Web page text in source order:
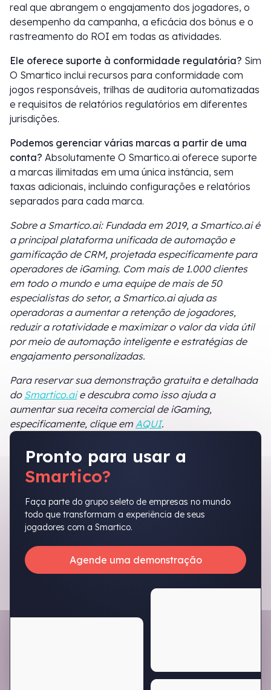
real que abrangem o engajamento dos jogadores, o
desempenho da campanha, a eficácia dos bônus e o
rastreamento do ROI em todas as atividades.
Ele oferece suporte à conformidade regulatória? Sim
O Smartico inclui recursos para conformidade com
jogos responsáveis, trilhas de auditoria automatizadas
e requisitos de relatórios regulatórios em diferentes
jurisdições.
Podemos gerenciar várias marcas a partir de uma
conta? Absolutamente O Smartico.ai oferece suporte
a marcas ilimitadas em uma única instância, sem
taxas adicionais, incluindo configurações e relatórios
separados para cada marca.
Sobre a Smartico.ai: Fundada em 2019, a Smartico.ai é
a principal plataforma unificada de automação e
gamificação de CRM, projetada especificamente para
operadores de iGaming. Com mais de 1.000 clientes
em todo o mundo e uma equipe de mais de 50
especialistas do setor, a Smartico.ai ajuda as
operadoras a aumentar a retenção de jogadores,
reduzir a rotatividade e maximizar o valor da vida útil
por meio de automação inteligente e estratégias de
engajamento personalizadas.
Para reservar sua demonstração gratuita e detalhada
do Smartico.aie descubra como isso ajuda a
aumentar sua receita comercial de iGaming,
especificamente, clique em AQUI.
Pronto para usar a
Smartico?
Faça parte do grupo seleto de empresas no mundo
todo que transformam a experiência de seus
jogadores com a Smartico.
Agende uma demonstração